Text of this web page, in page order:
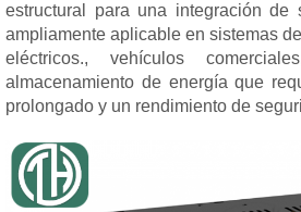
estructural para una integración de
ampliamente aplicable en sistemas
eléctricos., vehículos
almacenamiento de energía que
prolongado y un rendimiento de